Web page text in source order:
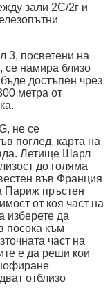
зали 2C/2г и
3, посветени на
се намира близо
достъпен чрез
метра от
не се
поглед, карта на
Летище Шарл
до голяма
във Франция
Париж пръстен
от коя част на
изберете да
посока към
част на
е да реши кои
отблизо